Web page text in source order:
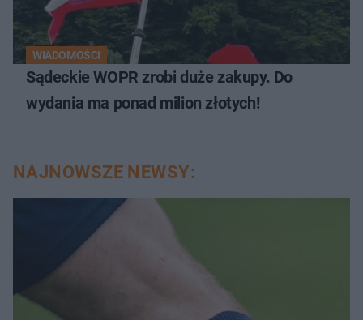
WIADOMOŚCI
Sądeckie WOPR zrobi duże zakupy. Do
wydania ma ponad milion złotych!
NAJNOWSZE NEWSY: